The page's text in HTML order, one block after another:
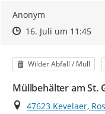
Anonym
Zeitpunkt des
Zeitpunkt des
16. Juli um 11:45Zur
Kategorie
Wilder Abfall / Müll
Müllbehälter am St.
Ort
47623 Kevelaer,